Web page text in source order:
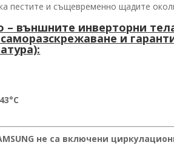
пестите и същевременно щадите
– външните инверторни
и
не са включени